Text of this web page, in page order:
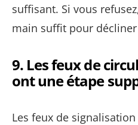
suffisant. Si vous
main suffit pour
9. Les feux de
ont une étape
Les feux de